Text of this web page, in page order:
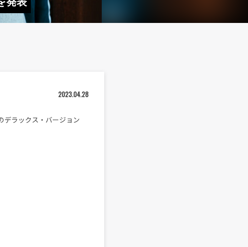
2023.04.28
デラックス・バージョン